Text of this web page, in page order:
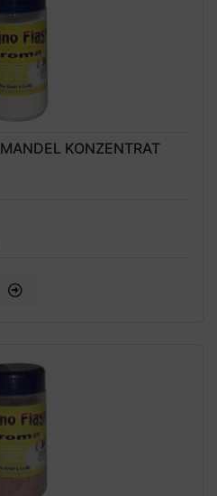
KONZENTRAT